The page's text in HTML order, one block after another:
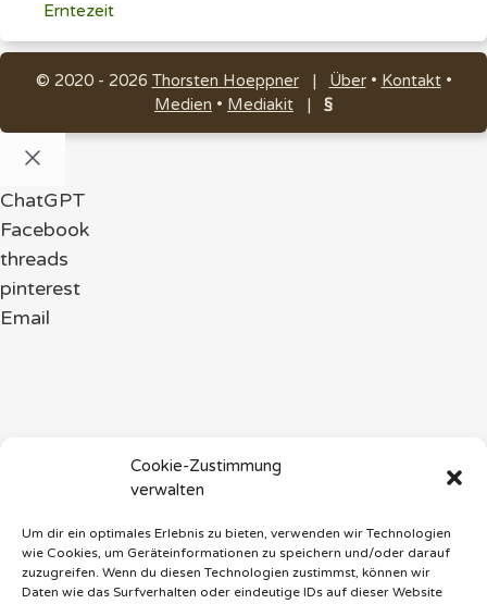
Cookie-Zustimmung
verwalten
Um dir ein optimales Erlebnis zu bieten, verwenden wir Technologien
wie Cookies, um Geräteinformationen zu speichern und/oder darauf
zuzugreifen. Wenn du diesen Technologien zustimmst, können wir
Daten wie das Surfverhalten oder eindeutige IDs auf dieser Website
Erntezeit
© 2020 - 2026 Thorsten Hoeppner| Über• Kontakt•
Medien • Mediakit | §
ChatGPT
Facebook
threads
pinterest
Email